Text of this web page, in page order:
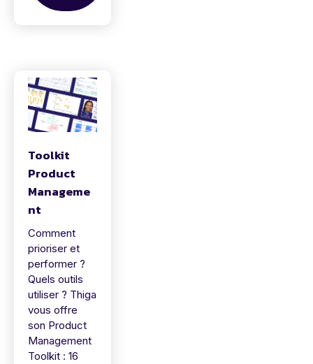
Toolkit
Product
Manageme
nt
Comment
prioriser et
performer ?
Quels outils
utiliser ? Thiga
vous offre
son Product
Management
Toolkit : 16